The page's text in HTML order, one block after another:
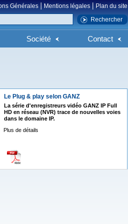
Générales Mentions légales Plan du site
Société Contact
Le Plug & play selon GANZ
La série d'enregistreurs vidéo GANZ IP Full
HD en réseau (NVR) trace de nouvelles voies
dans le domaine IP.
Plus de détails